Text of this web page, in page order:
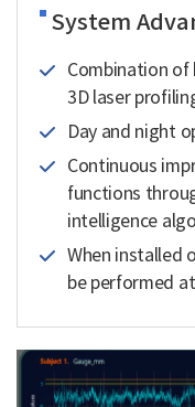
System
Combination of
3D laser
Day and night
Continuous
functions
intelligence
When installed
be performed